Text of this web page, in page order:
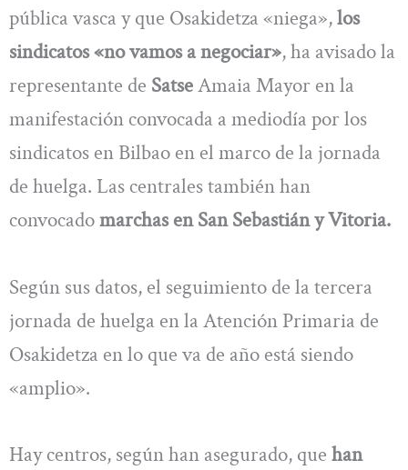
pública vasca y que Osakidetza «niega»,los
sindicatos «no vamos a negociar», ha avisado la
representante de SatseAmaia Mayor en la
manifestación convocada a mediodía por los
sindicatos en Bilbao en el marco de la jornada
de huelga. Las centrales también han
convocadomarchas en San Sebastián y Vitoria.
Según sus datos, el seguimiento de la tercera
jornada de huelga en la Atención Primaria de
Osakidetza en lo que va de año está siendo
«amplio».
Hay centros, según han asegurado, que han